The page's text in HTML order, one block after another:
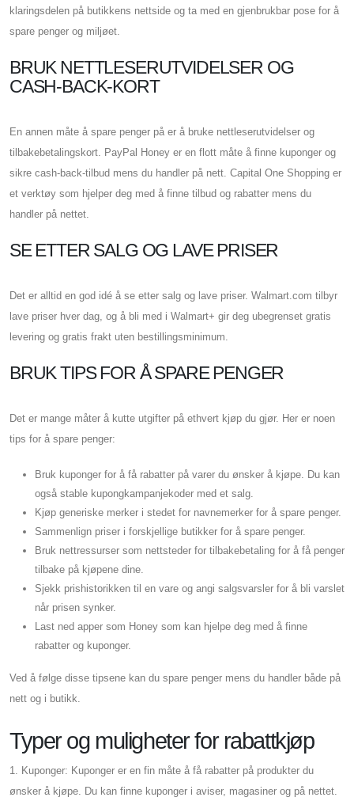
klaringsdelen på butikkens nettside og ta med en gjenbrukbar pose for å
spare penger og miljøet.
BRUK NETTLESERUTVIDELSER OG
CASH-BACK-KORT
En annen måte å spare penger på er å bruke nettleserutvidelser og
tilbakebetalingskort. PayPal Honey er en flott måte å finne kuponger og
sikre cash-back-tilbud mens du handler på nett. Capital One Shopping er
et verktøy som hjelper deg med å finne tilbud og rabatter mens du
handler på nettet.
SE ETTER SALG OG LAVE PRISER
Det er alltid en god idé å se etter salg og lave priser. Walmart.com tilbyr
lave priser hver dag, og å bli med i Walmart+ gir deg ubegrenset gratis
levering og gratis frakt uten bestillingsminimum.
BRUK TIPS FOR Å SPARE PENGER
Det er mange måter å kutte utgifter på ethvert kjøp du gjør. Her er noen
tips for å spare penger:
Bruk kuponger for å få rabatter på varer du ønsker å kjøpe. Du kan
også stable kupongkampanjekoder med et salg.
Kjøp generiske merker i stedet for navnemerker for å spare penger.
Sammenlign priser i forskjellige butikker for å spare penger.
Bruk nettressurser som nettsteder for tilbakebetaling for å få penger
tilbake på kjøpene dine.
Sjekk prishistorikken til en vare og angi salgsvarsler for å bli varslet
når prisen synker.
Last ned apper som Honey som kan hjelpe deg med å finne
rabatter og kuponger.
Ved å følge disse tipsene kan du spare penger mens du handler både på
nett og i butikk.
Typer og muligheter for rabattkjøp
1. Kuponger: Kuponger er en fin måte å få rabatter på produkter du
ønsker å kjøpe. Du kan finne kuponger i aviser, magasiner og på nettet.